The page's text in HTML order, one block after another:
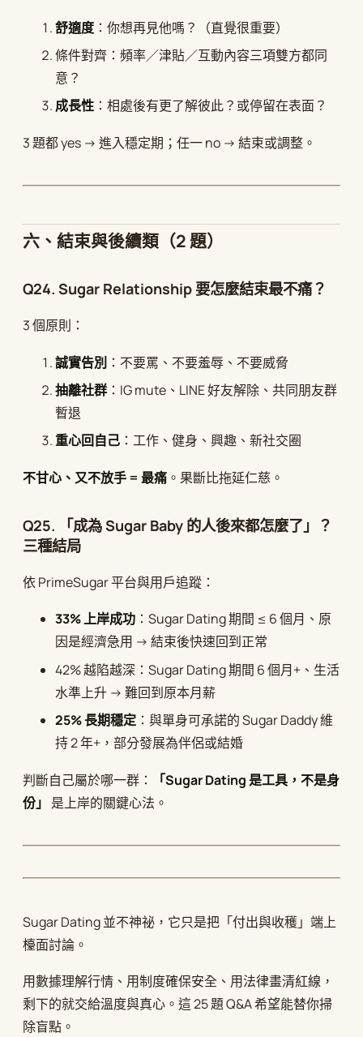
舒適度 ：你想再見他嗎？（直覺很重要）
條件對齊：頻率／津貼／互動內容三項雙方都同
意？
成長性 ：相處後有更了解彼此？或停留在表面？
3 題都 yes → 進入穩定期；任一 no → 結束或調整。
六、結束與後續類（2 題）
Q24. Sugar Relationship 要怎麼結束最不痛？
3 個原則：
誠實告別 ：不要罵、不要羞辱、不要威脅
抽離社群 ：IG mute、LINE 好友解除、共同朋友群
暫退
重心回自己 ：工作、健身、興趣、新社交圈
不甘心、又不放手 = 最痛 。果斷比拖延仁慈。
Q25. 「成為 Sugar Baby 的人後來都怎麼了」？
三種結局
依 PrimeSugar 平台與用戶追蹤：
33% 上岸成功 ：Sugar Dating 期間 ≤ 6 個月、原
因是經濟急用 → 結束後快速回到正常
42% 越陷越深：Sugar Dating 期間 6 個月+、生活
水準上升 → 難回到原本月薪
25% 長期穩定 ：與單身可承諾的 Sugar Daddy 維
持 2 年+，部分發展為伴侶或結婚
判斷自己屬於哪一群：
「Sugar Dating 是工具，不是身
份」 是上岸的關鍵心法。
Sugar Dating 並不神祕，它只是把「付出與收穫」端上
檯面討論。
用數據理解行情、用制度確保安全、用法律畫清紅線，
剩下的就交給溫度與真心。這 25 題 Q&A 希望能替你掃
除盲點。